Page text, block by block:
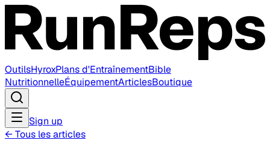
OutilsHyroxPlans d'EntraînementBible
NutritionnelleÉquipementArticlesBoutique
Sign up
← Tous les articles